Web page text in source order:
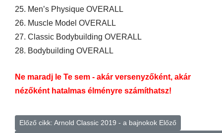
25. Men’s Physique OVERALL
26. Muscle Model OVERALL
27. Classic Bodybuilding OVERALL
28. Bodybuilding OVERALL
Ne maradj le Te sem - akár versenyzőként, akár
nézőként hatalmas élményre számíthatsz!
Előző cikk: Arnold Classic 2019 - a bajnokok Előző